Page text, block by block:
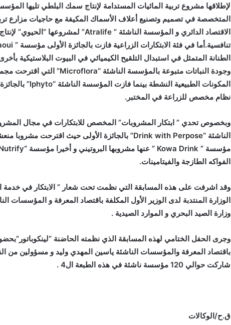
لإطلاقها مشروع تربية المائيات المستدامة لإنتاج سمك البلطي تليها
المتخصصة في تصميم وتصنيع أعلاف الأسماك المكيفة مع حاجيات مزارع
الاقتصاد الدائري و المؤسسة الناشئة ” Atralife” لمشروعها “الحيوي”
تنافسية.أما في فئة الابتكارات الزراعية فازت بالجائزة الأولى مؤسسة ”
الطنانة المتمثل في استبدال التلقيح الكيميائي في البيوت البلاستيكية
وجودة النباتات متبوعة بالمؤسسة الناشئة “Microflora” التي اقترحت
المكونات الطبيعية النشطة بينما فازت المؤسسة الناشئة “Iphyto
”
نظام مخصص للزراعة في المختبر.
وبخصوص تحدي ” ابتكار المشروبات” المخصص للابتكارات في مجال
الناشئة “Drink with Perpose” بالجائزة الأولى حيث اقترحت مشروبا
مؤسسة ” Kowa Drink ” عنها مشروبها البروتيني و أخيرا مؤسسة “
الفواكه الطازجة والفيتامينات.
وقد اشرفت على هذه المسابقة التي نظمت تحت شعار ” الابتكار في خدمة
الوزارة المنتدبة لدى الوزير الأول المكلفة باقتصاد المعرفة و المؤسسات
وزارة الصيد البحري و الموارد الصيدية .
وجرى الحفل الختامي لهذه المسابقة الذي نظمته الحاضنة
باقتصاد المعرفة والمؤسسات الناشئة ياسين المهدي وليد و مسؤولين من
شاركت حوالي 120 مؤسسة ناشئة في هذه الطبعة ال4 .
ق.ح/الوكالات